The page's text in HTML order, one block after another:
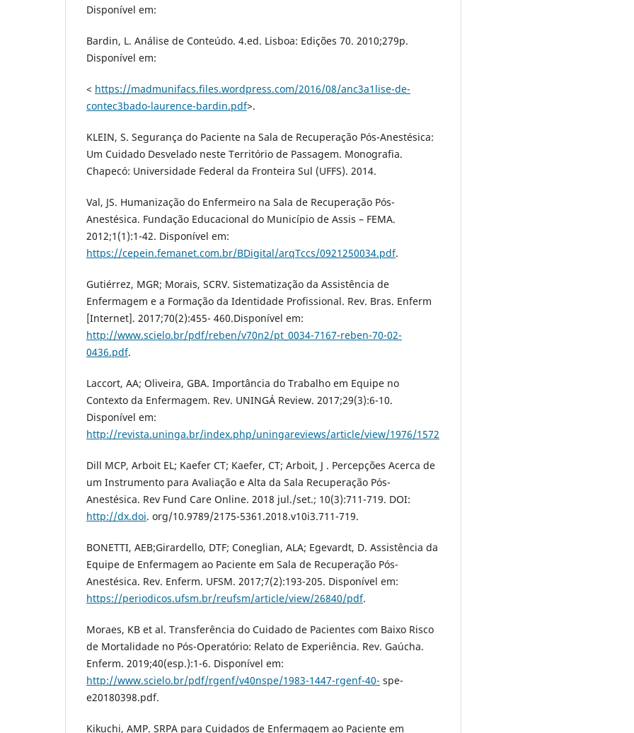
Disponível em:
Bardin, L. Análise de Conteúdo. 4.ed. Lisboa: Edições 70. 2010;279p.
Disponível em:
< https://madmunifacs.files.wordpress.com/2016/08/anc3a1lise-de-
contec3bado-laurence-bardin.pdf>.
KLEIN, S. Segurança do Paciente na Sala de Recuperação Pós-Anestésica:
Um Cuidado Desvelado neste Território de Passagem. Monografia.
Chapecó: Universidade Federal da Fronteira Sul (UFFS). 2014.
Val, JS. Humanização do Enfermeiro na Sala de Recuperação Pós-
Anestésica. Fundação Educacional do Município de Assis – FEMA.
2012;1(1):1-42. Disponível em:
https://cepein.femanet.com.br/BDigital/arqTccs/0921250034.pdf.
Gutiérrez, MGR; Morais, SCRV. Sistematização da Assistência de
Enfermagem e a Formação da Identidade Profissional. Rev. Bras. Enferm
[Internet]. 2017;70(2):455- 460.Disponível em:
http://www.scielo.br/pdf/reben/v70n2/pt_0034-7167-reben-70-02-
0436.pdf.
Laccort, AA; Oliveira, GBA. Importância do Trabalho em Equipe no
Contexto da Enfermagem. Rev. UNINGÁ Review. 2017;29(3):6-10.
Disponível em:
http://revista.uninga.br/index.php/uningareviews/article/view/1976/1572
Dill MCP, Arboit EL; Kaefer CT; Kaefer, CT; Arboit, J . Percepções Acerca de
um Instrumento para Avaliação e Alta da Sala Recuperação Pós-
Anestésica. Rev Fund Care Online. 2018 jul./set.; 10(3):711-719. DOI:
http://dx.doi. org/10.9789/2175-5361.2018.v10i3.711-719.
BONETTI, AEB;Girardello, DTF; Coneglian, ALA; Egevardt, D. Assistência da
Equipe de Enfermagem ao Paciente em Sala de Recuperação Pós-
Anestésica. Rev. Enferm. UFSM. 2017;7(2):193-205. Disponível em:
https://periodicos.ufsm.br/reufsm/article/view/26840/pdf.
Moraes, KB et al. Transferência do Cuidado de Pacientes com Baixo Risco
de Mortalidade no Pós-Operatório: Relato de Experiência. Rev. Gaúcha.
Enferm. 2019;40(esp.):1-6. Disponível em:
http://www.scielo.br/pdf/rgenf/v40nspe/1983-1447-rgenf-40- spe-
e20180398.pdf.
Kikuchi, AMP. SRPA para Cuidados de Enfermagem ao Paciente em